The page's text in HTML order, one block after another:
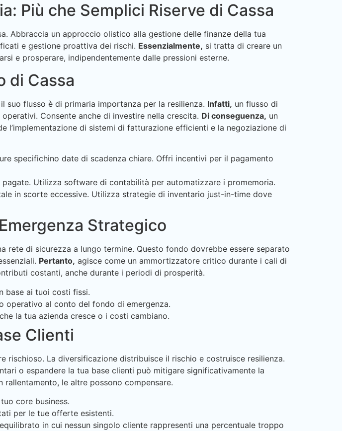
Più che Semplici Riserve di Cassa
Abbraccia un approccio olistico alla gestione delle finanze della tua
e gestione proattiva dei rischi. Essenzialmente, si tratta di creare un
e prosperare, indipendentemente dalle pressioni esterne.
di Cassa
suo flusso è di primaria importanza per la resilienza. Infatti, un flusso di
Consente anche di investire nella crescita. Di conseguenza, un
di sistemi di fatturazione efficienti e la negoziazione di
specifichino date di scadenza chiare. Offri incentivi per il pagamento
Utilizza software di contabilità per automatizzare i promemoria.
in scorte eccessive. Utilizza strategie di inventario just-in-time dove
Strategico
di sicurezza a lungo termine. Questo fondo dovrebbe essere separato
Pertanto, agisce come un ammortizzatore critico durante i cali di
costanti, anche durante i periodi di prosperità.
base ai tuoi costi fissi.
operativo al conto del fondo di emergenza.
la tua azienda cresce o i costi cambiano.
Clienti
La diversificazione distribuisce il rischio e costruisce resilienza.
o espandere la tua base clienti può mitigare significativamente la
rallentamento, le altre possono compensare.
core business.
per le tue offerte esistenti.
in cui nessun singolo cliente rappresenti una percentuale troppo